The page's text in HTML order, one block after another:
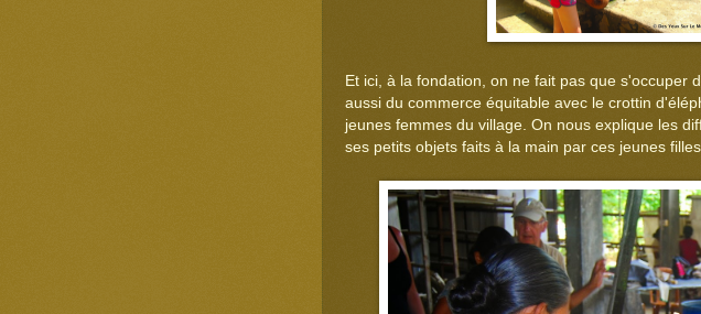
Et ici, à la fondation, on ne fait pas que s'occuper
aussi du commerce équitable avec le crottin
jeunes femmes du village. On nous explique les
ses petits objets faits à la main par ces jeunes filles.